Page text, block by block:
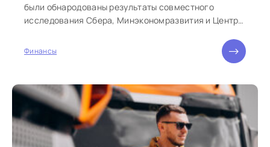
были обнародованы результаты совместного
исследования Сбера, Минэкономразвития и Центра
Финансы